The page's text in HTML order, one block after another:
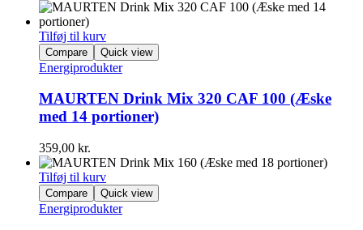
Tilføj til kurv
Compare Quick view
Energiprodukter
MAURTEN Drink Mix 320 CAF 100 (Æske
med 14 portioner)
359,00 kr.
Tilføj til kurv
Compare Quick view
Energiprodukter